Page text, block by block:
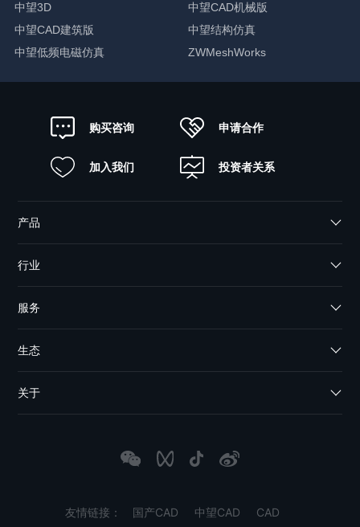
中望3D
中望CAD机械版
中望CAD建筑版
中望结构仿真
中望低频电磁仿真
ZWMeshWorks
购买咨询 申请合作
加入我们 投资者关系
产品
行业
服务
生态
关于
友情链接： 国产CAD 中望CAD CAD